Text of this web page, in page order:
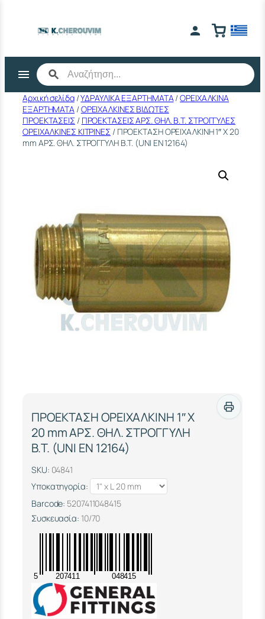
περιεχόμενο
Αρχική σελίδα/ΥΔΡΑΥΛΙΚΑ ΕΞΑΡΤΗΜΑΤΑ /ΟΡΕΙΧΑΛΚΙΝΑ
ΕΞΑΡΤΗΜΑΤΑ /ΟΡΕΙΧΑΛΚΙΝΕΣ ΒΙΔΩΤΕΣ
ΠΡΟΕΚΤΑΣΕΙΣ/ ΠΡΟΕΚΤΑΣΕΙΣ ΑΡΣ. ΘΗΛ. Β.Τ. ΣΤΡΟΓΓΥΛΕΣ
ΟΡΕΙΧΑΛΚΙΝΕΣ ΚΙΤΡΙΝΕΣ/ ΠΡΟΕΚΤΑΣΗ ΟΡΕΙΧΑΛΚΙΝΗ 1″ Χ 20
mm ΑΡΣ. ΘΗΛ. ΣΤΡΟΓΓΥΛΗ Β.Τ. (UΝΙ ΕΝ 12164)
ΠΡΟΕΚΤΑΣΗ ΟΡΕΙΧΑΛΚΙΝΗ 1″ Χ
20 mm ΑΡΣ. ΘΗΛ. ΣΤΡΟΓΓΥΛΗ
Β.Τ. (UΝΙ ΕΝ 12164)
SKU: 04841
Υποκατηγορία:
Barcode: 5207411048415
Συσκευασία: 10/70
5 207411 048415